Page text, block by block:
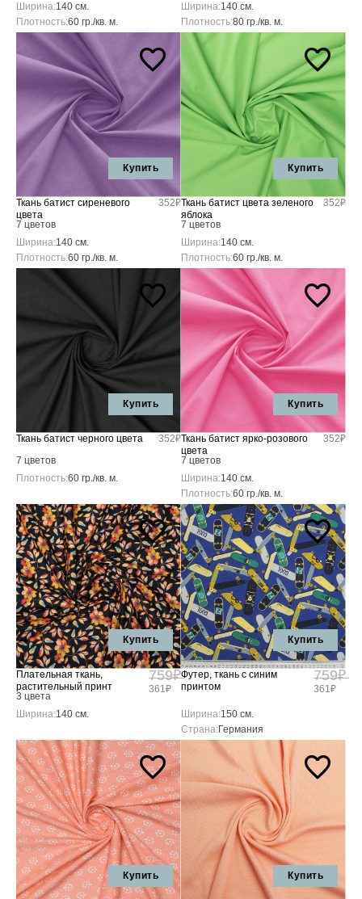
Ширина:140 см.
Плотность:60 гр./кв. м.
Ширина:140 см.
Плотность:80 гр./кв. м.
Купить
Ткань батист сиреневого
цвета
7 цветов
352₽
Ширина:140 см.
Плотность:60 гр./кв. м.
Купить
Ткань батист цвета зеленого
яблока
7 цветов
352₽
Ширина:140 см.
Плотность:60 гр./кв. м.
Купить
Ткань батист черного цвета
7 цветов
352₽
Плотность:60 гр./кв. м.
Купить
Ткань батист ярко-розового
цвета
7 цветов
352₽
Ширина:140 см.
Плотность:60 гр./кв. м.
Купить
Плательная ткань,
растительный принт
3 цвета
759₽
361₽
Ширина:140 см.
Купить
Футер, ткань с синим
принтом
759₽
361₽
Ширина:150 см.
Страна:Германия
Купить Купить